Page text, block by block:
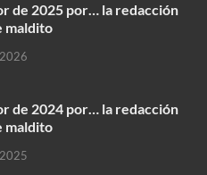
de 2025 por… la redacción
maldito
de 2024 por… la redacción
maldito